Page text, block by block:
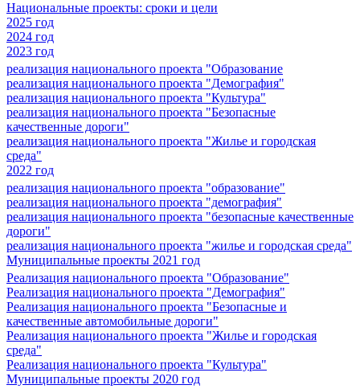
Национальные проекты: сроки и цели
2025 год
2024 год
2023 год
реализация национального проекта "Образование
реализация национального проекта "Демография"
реализация национального проекта "Культура"
реализация национального проекта "Безопасные
качественные дороги"
реализация национального проекта "Жилье и городская
среда"
2022 год
реализация национального проекта "образование"
реализация национального проекта "демография"
реализация национального проекта "безопасные качественные
дороги"
реализация национального проекта "жилье и городская среда"
Муниципальные проекты 2021 год
Реализация национального проекта "Образование"
Реализация национального проекта "Демография"
Реализация национального проекта "Безопасные и
качественные автомобильные дороги"
Реализация национального проекта "Жилье и городская
среда"
Реализация национального проекта "Культура"
Муниципальные проекты 2020 год